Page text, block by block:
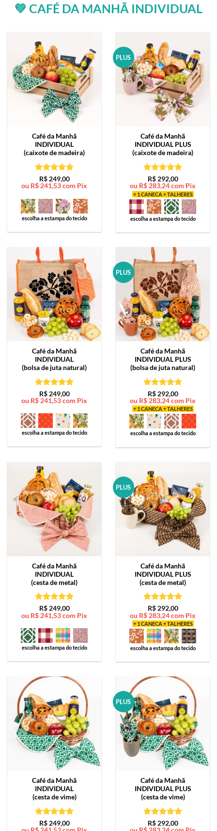
💚 CAFÉ DA MANHÃ INDIVIDUAL
Café da Manhã
INDIVIDUAL
(caixote de madeira)
Avaliação5
de 5
R$249,00
ou R$241,53com Pix
escolha a estampa do tecido
PLUS
Café da Manhã
INDIVIDUAL PLUS
(caixote de madeira)
Avaliação5
de 5
R$292,00
ou R$283,24com Pix
+ 1 CANECA + TALHERES
escolha a estampa do tecido
Café da Manhã
INDIVIDUAL
(bolsa de juta natural)
Avaliação5
de 5
R$249,00
ou R$ 241,53com Pix
escolha a estampa do tecido
PLUS
Café da Manhã
INDIVIDUAL PLUS
(bolsa de juta natural)
Avaliação5
de 5
R$292,00
ou R$ 283,24com Pix
+ 1 CANECA + TALHERES
escolha a estampa do tecido
Café da Manhã
INDIVIDUAL
(cesta de metal)
Avaliação5
de 5
R$249,00
ou R$ 241,53com Pix
escolha a estampa do tecido
PLUS
Café da Manhã
INDIVIDUAL PLUS
(cesta de metal)
Avaliação5
de 5
R$292,00
ou R$ 283,24com Pix
+ 1 CANECA + TALHERES
escolha a estampa do tecido
Café da Manhã
INDIVIDUAL
(cesta de vime)
Avaliação5
R$249,00
PLUS
Café da Manhã
INDIVIDUAL PLUS
(cesta de vime)
Avaliação5
R$292,00